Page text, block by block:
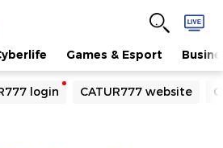
Games & Esport
login CATUR777 website